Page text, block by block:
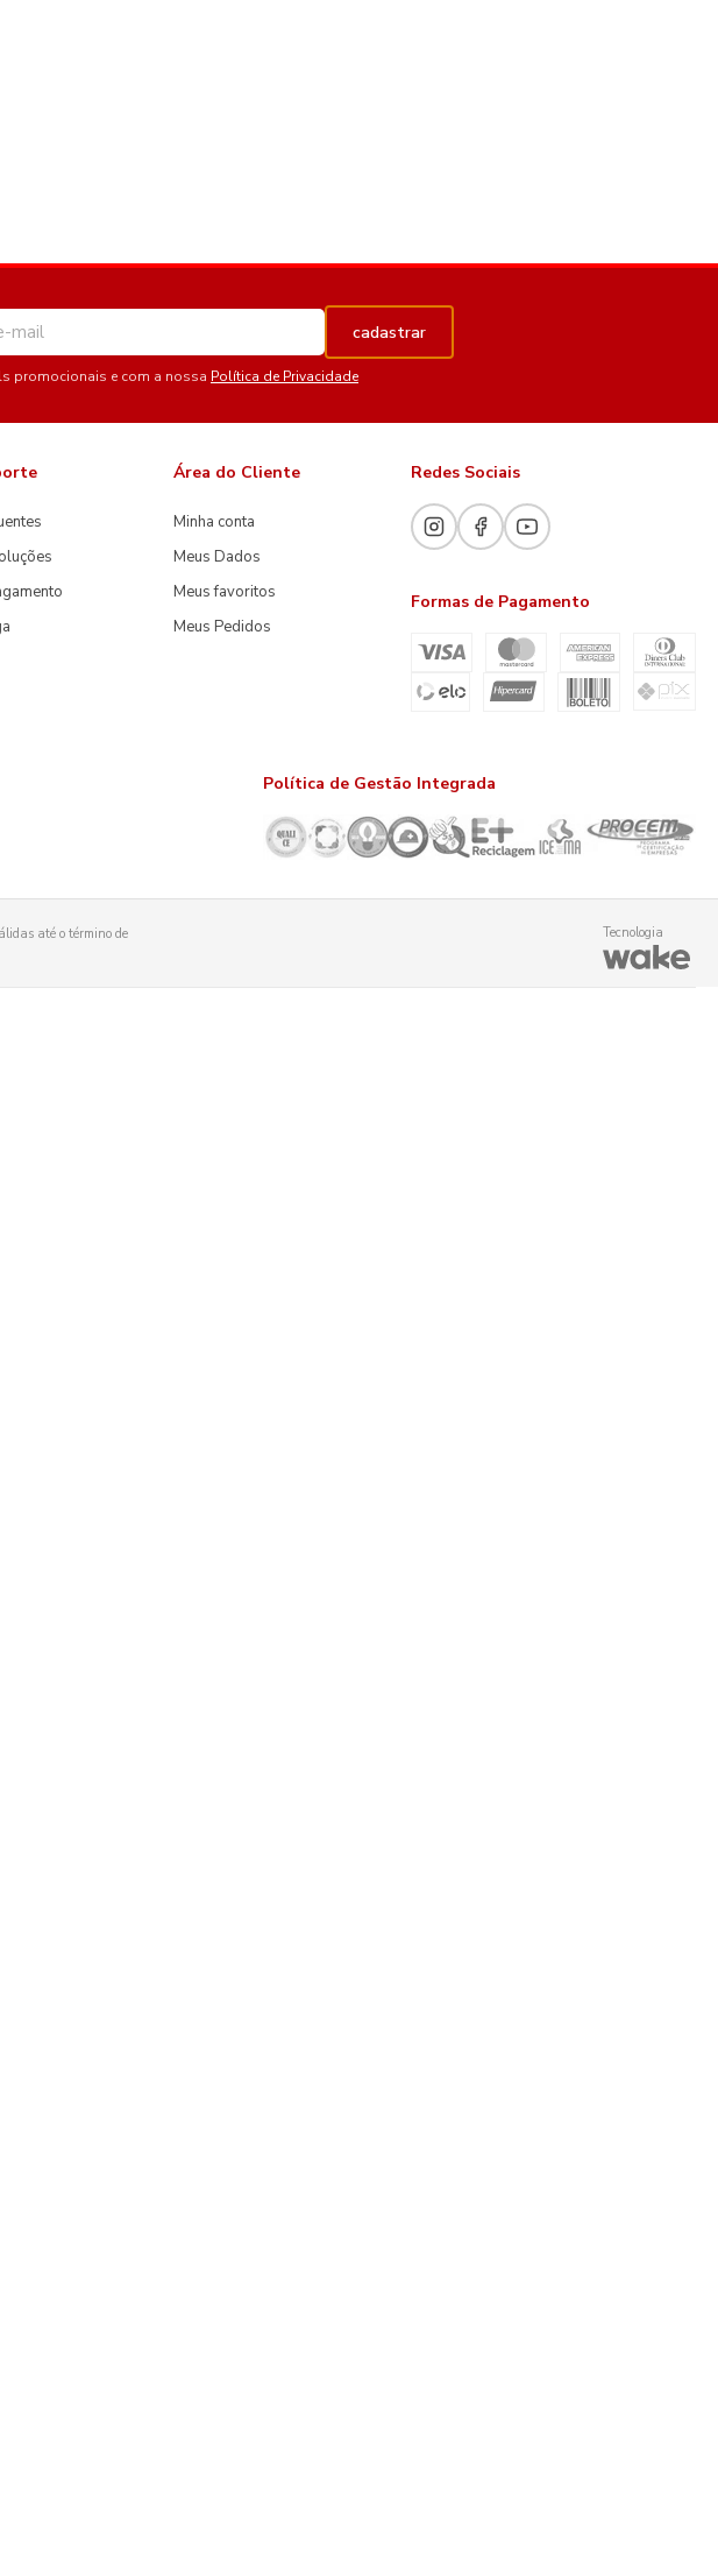
cadastrar
promocionais e com a nossa Política de Privacidade
Área do Cliente
Minha conta
Meus Dados
Meus favoritos
Meus Pedidos
Redes Sociais
Formas de Pagamento
Política de Gestão Integrada
até o término de
Tecnologia